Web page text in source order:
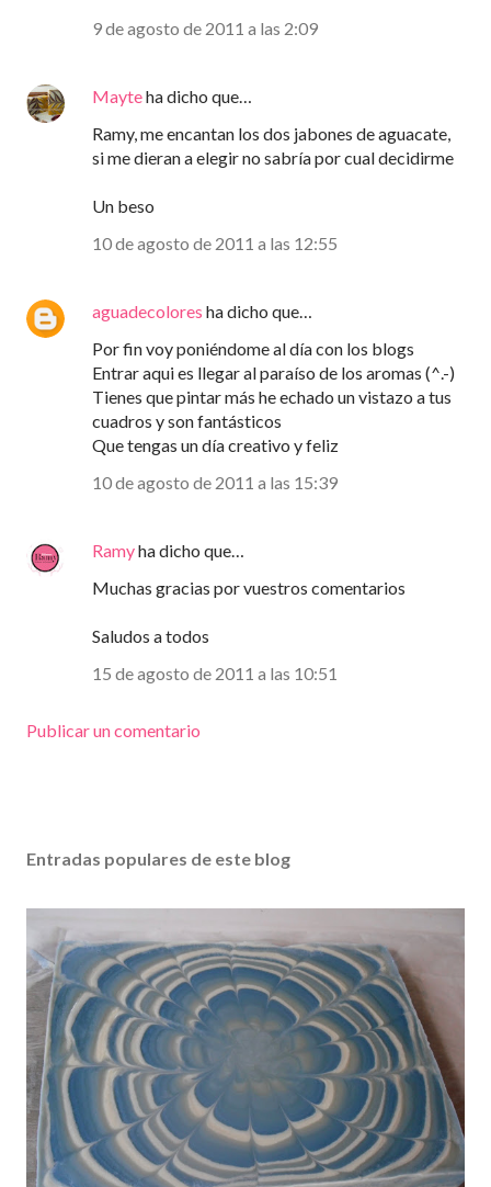
9 de agosto de 2011 a las 2:09
Mayteha dicho que…
Ramy, me encantan los dos jabones de aguacate,
si me dieran a elegir no sabría por cual decidirme
Un beso
10 de agosto de 2011 a las 12:55
aguadecolores ha dicho que…
Por fin voy poniéndome al día con los blogs
Entrar aqui es llegar al paraíso de los aromas (^.-)
Tienes que pintar más he echado un vistazo a tus
cuadros y son fantásticos
Que tengas un día creativo y feliz
10 de agosto de 2011 a las 15:39
Ramyha dicho que…
Muchas gracias por vuestros comentarios
Saludos a todos
15 de agosto de 2011 a las 10:51
Publicar un comentario
Entradas populares de este blog